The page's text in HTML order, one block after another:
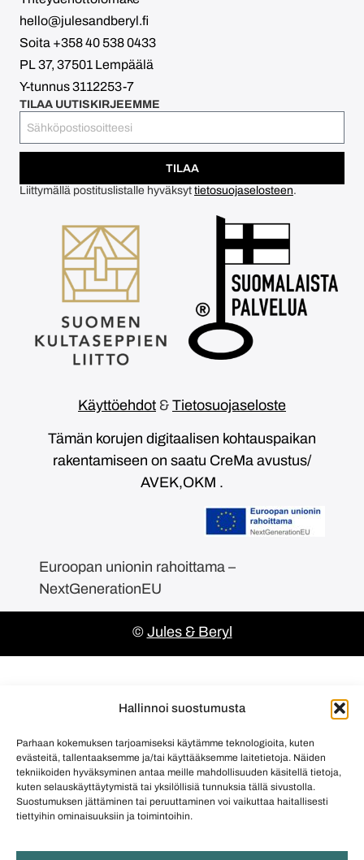
Hallinnoi suostumusta
Parhaan kokemuksen tarjoamiseksi käytämme teknologioita, kuten
evästeitä, tallentaaksemme ja/tai käyttääksemme laitetietoja. Näiden
tekniikoiden hyväksyminen antaa meille mahdollisuuden käsitellä tietoja,
kuten selauskäyttäytymistä tai yksilöllisiä tunnuksia tällä sivustolla.
Suostumuksen jättäminen tai peruuttaminen voi vaikuttaa haitallisesti
tiettyihin ominaisuuksiin ja toimintoihin.
hello@julesandberyl.fi
Soita +358 40 538 0433
PL 37, 37501 Lempäälä
Y-tunnus 3112253-7
TILAA UUTISKIRJEEMME
TILAA
Liittymällä postituslistalle hyväksyt tietosuojaselosteen.
Käyttöehdot & Tietosuojaseloste
Tämän korujen digitaalisen kohtauspaikan
rakentamiseen on saatu CreMa avustus/
AVEK,OKM .
Euroopan unionin rahoittama –
NextGenerationEU
© Jules & Beryl